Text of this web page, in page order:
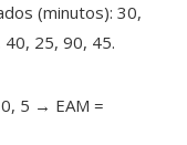
(minutos): 30,
25, 90, 45.
5 → EAM =